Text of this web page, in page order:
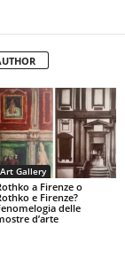
Art Gallery
a Firenze o
e Firenze?
delle
d’arte